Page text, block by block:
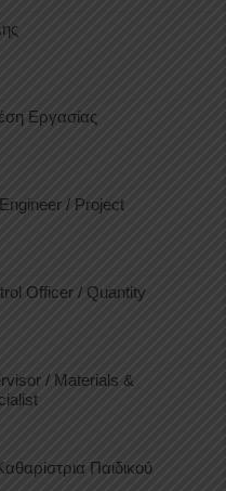
Εργασίας
Engineer / Project
Officer / Quantity
/ Materials &
Παιδικού